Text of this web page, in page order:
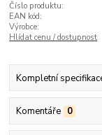
Číslo produktu:
EAN kód:
Výrobce:
Hlídat cenu / dostupnost
Kompletní
Komentáře 0